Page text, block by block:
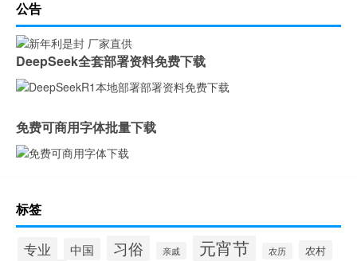
公告
DeepSeek全套部署资料免费下载
免费可商用字体批量下载
标签
专业 中国 习俗 亲戚 元宵节 农历 农村